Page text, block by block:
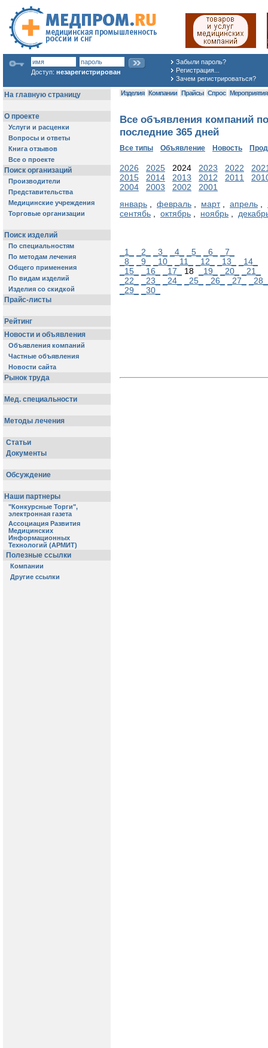
Доступ: незарегистрирован
Забыли пароль?
Регистрация...
Зачем регистрироваться?
Изделия Компании Прайсы Спрос Мероприятия
Все объявления компаний
последние 365 дней
Все типы Объявление Новость
2026 2025 2024 2023 2022
2015
2014 2013 2012 2011
2004
2003 2002
2001
январь , февраль , март, апрель ,
сентябь , октябрь , ноябрь ,
_1_ _2_ _3_ _4_ _5_ _6_
_7_
_8_
_9_ _10_ _11_ _12_ _13_
_14_
_15_
_16_ _17_ 18 _19_ _20_
_21_
_22_
_23_ _24_ _25_ _26_ _27_
_28_
_29_
_30_